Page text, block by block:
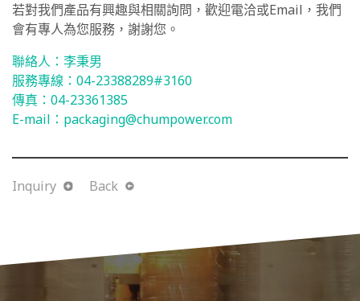
若對我們產品有興趣與相關詢問，歡迎電洽或Email，我們
會有專人為您服務，謝謝您。
聯絡人：李秉男
服務專線：04-23388289#3160
傳真：04-23361385
E-mail： packaging@chumpower.com
Inquiry Back